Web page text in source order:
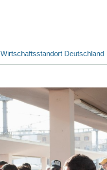
Wirtschaftsstandort Deutschland